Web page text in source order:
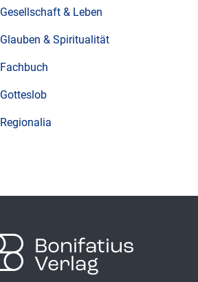
Gesellschaft & Leben
Glauben & Spiritualität
Fachbuch
Gotteslob
Regionalia
Bonifatius
Verlag